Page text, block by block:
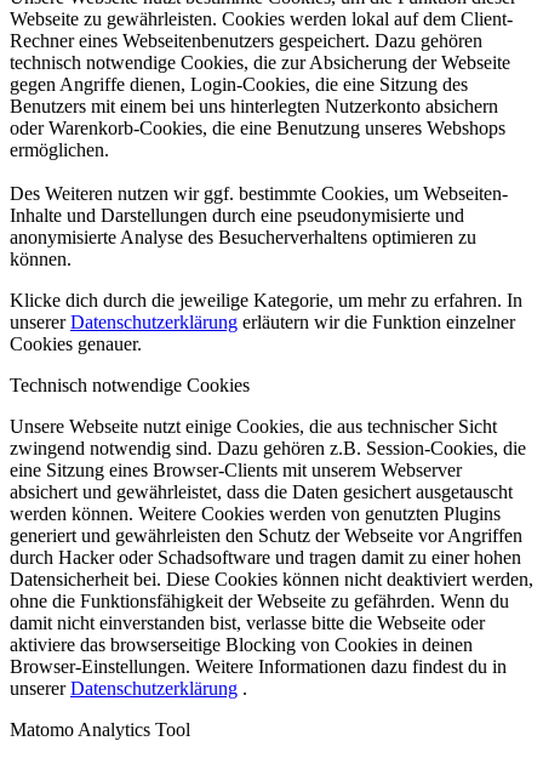
Webseite zu gewährleisten. Cookies werden lokal auf dem Client-
Rechner eines Webseitenbenutzers gespeichert. Dazu gehören
technisch notwendige Cookies, die zur Absicherung der Webseite
gegen Angriffe dienen, Login-Cookies, die eine Sitzung des
Benutzers mit einem bei uns hinterlegten Nutzerkonto absichern
oder Warenkorb-Cookies, die eine Benutzung unseres Webshops
ermöglichen.
Des Weiteren nutzen wir ggf. bestimmte Cookies, um Webseiten-
Inhalte und Darstellungen durch eine pseudonymisierte und
anonymisierte Analyse des Besucherverhaltens optimieren zu
können.
Klicke dich durch die jeweilige Kategorie, um mehr zu erfahren. In
unsererDatenschutzerklärung erläutern wir die Funktion einzelner
Cookies genauer.
Technisch notwendige Cookies
Unsere Webseite nutzt einige Cookies, die aus technischer Sicht
zwingend notwendig sind. Dazu gehören z.B. Session-Cookies, die
eine Sitzung eines Browser-Clients mit unserem Webserver
absichert und gewährleistet, dass die Daten gesichert ausgetauscht
werden können. Weitere Cookies werden von genutzten Plugins
generiert und gewährleisten den Schutz der Webseite vor Angriffen
durch Hacker oder Schadsoftware und tragen damit zu einer hohen
Datensicherheit bei. Diese Cookies können nicht deaktiviert werden,
ohne die Funktionsfähigkeit der Webseite zu gefährden. Wenn du
damit nicht einverstanden bist, verlasse bitte die Webseite oder
aktiviere das browserseitige Blocking von Cookies in deinen
Browser-Einstellungen. Weitere Informationen dazu findest du in
unsererDatenschutzerklärung .
Matomo Analytics Tool